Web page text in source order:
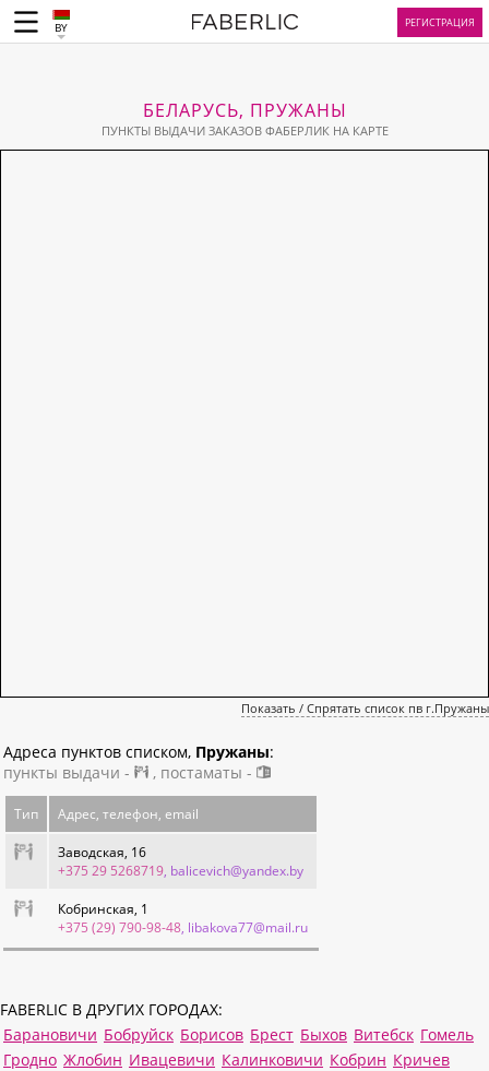
BY РЕГИСТРАЦИЯ
БЕЛАРУСЬ, ПРУЖАНЫ
ПУНКТЫ ВЫДАЧИ ЗАКАЗОВ ФАБЕРЛИК НА КАРТЕ
Показать / Спрятать список пв г.Пружаны
Адреса пунктов списком, Пружаны:
пункты выдачи -
, постаматы -
Тип Адрес, телефон, email
Заводская, 16
+375 29 5268719, balicevich@yandex.by
Кобринская, 1
+375 (29) 790-98-48, libakova77@mail.ru
FABERLIC В ДРУГИХ ГОРОДАХ:
Барановичи Бобруйск Борисов Брест Быхов Витебск Гомель
Гродно Жлобин Ивацевичи Калинковичи Кобрин Кричев